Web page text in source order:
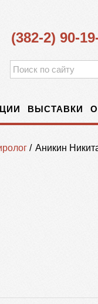
(382-2) 90-
ВЫСТАВКИ
/ Аникин